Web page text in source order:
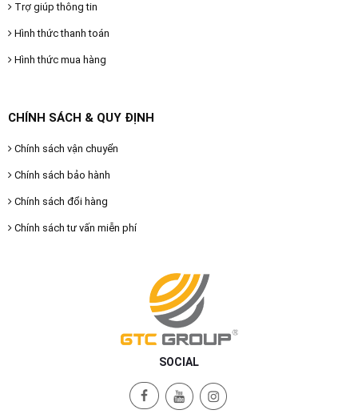
Trợ giúp thông tin
Hình thức thanh toán
Hình thức mua hàng
CHÍNH SÁCH & QUY ĐỊNH
Chính sách vận chuyển
Chính sách bảo hành
Chính sách đổi hàng
Chính sách tư vấn miễn phí
SOCIAL